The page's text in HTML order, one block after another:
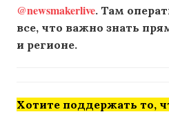
@newsmakerlive. Там
все, что важно знать
и регионе.
Хотите поддержать то,